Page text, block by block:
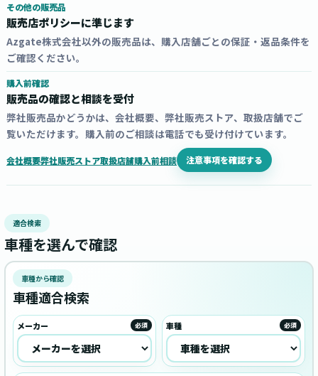
その他の販売品
販売店ポリシーに準じます
Azgate株式会社以外の販売品は、購入店舗ごとの保証・返品条件を
ご確認ください。
購入前確認
販売品の確認と相談を受付
弊社販売品かどうかは、会社概要、弊社販売ストア、取扱店舗でご
覧いただけます。購入前のご相談は電話でも受け付けています。
会社概要弊社販売ストア取扱店舗購入前相談 注意事項を確認する
適合検索
車種を選んで確認
車種から確認
車種適合検索
メーカー 必須 車種 必須